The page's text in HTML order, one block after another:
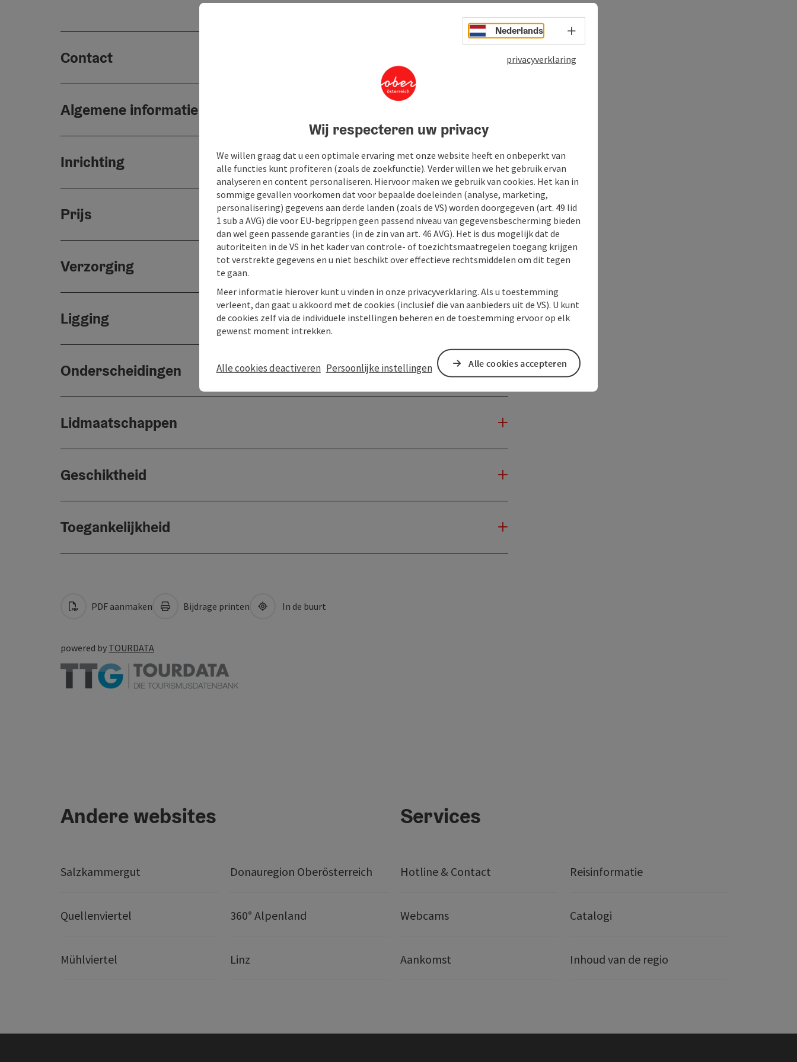
Contact
Algemene informatie
Inrichting
Prijs
Verzorging
Ligging
Onderscheidingen
Lidmaatschappen
Geschiktheid
Toegankelijkheid
PDF aanmaken Bijdrage printen In de buurt
powered by TOURDATA
Andere websites
Salzkammergut Donauregion Oberösterreich
Quellenviertel 360° Alpenland
Mühlviertel Linz
Services
Hotline & Contact Reisinformatie
Webcams Catalogi
Aankomst Inhoud van de regio
Nederlands Taalkeuze - menu openen
privacyverklaring
Wij respecteren uw privacy
We willen graag dat u een optimale ervaring met onze website heeft en onbeperkt van
alle functies kunt profiteren (zoals de zoekfunctie). Verder willen we het gebruik ervan
analyseren en content personaliseren. Hiervoor maken we gebruik van cookies. Het kan in
sommige gevallen voorkomen dat voor bepaalde doeleinden (analyse, marketing,
personalisering) gegevens aan derde landen (zoals de VS) worden doorgegeven (art. 49 lid
1 sub a AVG) die voor EU-begrippen geen passend niveau van gegevensbescherming bieden
dan wel geen passende garanties (in de zin van art. 46 AVG). Het is dus mogelijk dat de
autoriteiten in de VS in het kader van controle- of toezichtsmaatregelen toegang krijgen
tot verstrekte gegevens en u niet beschikt over effectieve rechtsmiddelen om dit tegen
te gaan.
Meer informatie hierover kunt u vinden in onze privacyverklaring. Als u toestemming
verleent, dan gaat u akkoord met de cookies (inclusief die van aanbieders uit de VS). U kunt
de cookies zelf via de individuele instellingen beheren en de toestemming ervoor op elk
gewenst moment intrekken.
Alle cookies deactiveren Persoonlijke instellingen Alle cookies accepteren